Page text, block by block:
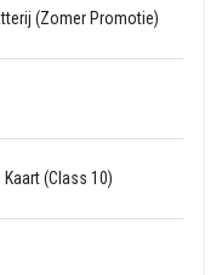
(Zomer Promotie)
Kaart (Class 10)